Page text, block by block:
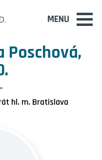
MENU
Poschová,
hl. m. Bratislava